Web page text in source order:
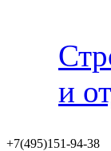
и
+7(495)151-94-38